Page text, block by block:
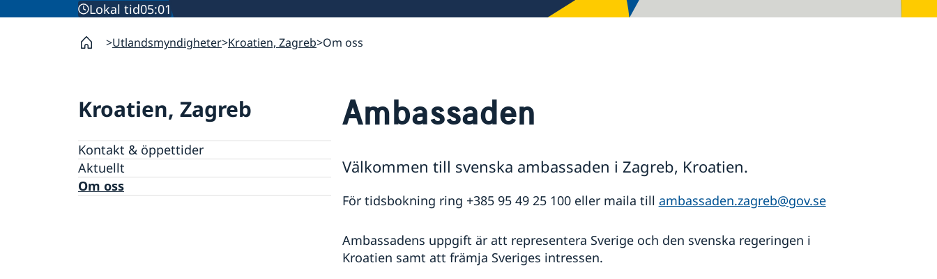
Lokal tid05:01
Utlandsmyndigheter Kroatien, Zagreb Om oss
Kroatien, Zagreb
Kontakt & öppettider
Aktuellt
Om oss
Ambassaden
Välkommen till svenska ambassaden i Zagreb, Kroatien.
För tidsbokning ring +385 95 49 25 100 eller maila till ambassaden.zagreb@gov.se
Ambassadens uppgift är att representera Sverige och den svenska regeringen i
Kroatien samt att främja Sveriges intressen.